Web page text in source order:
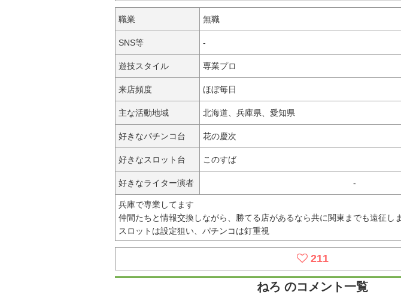
職業 無職
SNS等 -
遊技スタイル 専業プロ
来店頻度 ほぼ毎日
主な活動地域 北海道、兵庫県、愛知県
好きなパチンコ台 花の慶次
好きなスロット台 このすば
好きなライター演者 -
兵庫で専業してます
仲間たちと情報交換しながら、勝てる店があるなら共に関東までも遠征し
スロットは設定狙い、パチンコは釘重視
211
ねろ のコメント一覧